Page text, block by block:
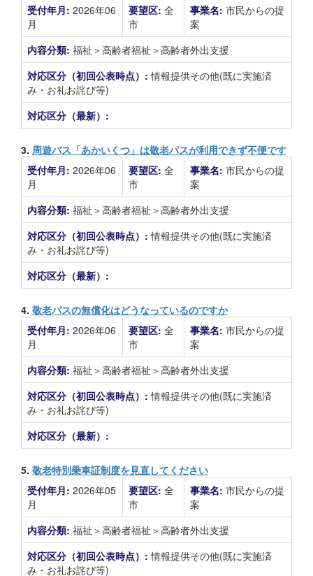
受付年月: 2026年06
月
要望区: 全
市
事業名: 市民からの提
案
内容分類: 福祉＞高齢者福祉＞高齢者外出支援
対応区分（初回公表時点）:情報提供その他(既に実施済
み・お礼お詫び等)
対応区分（最新）:
3. 周遊バス「あかいくつ」は敬老パスが利用できず不便です
受付年月: 2026年06
月
要望区: 全
市
事業名: 市民からの提
案
内容分類: 福祉＞高齢者福祉＞高齢者外出支援
対応区分（初回公表時点）:情報提供その他(既に実施済
み・お礼お詫び等)
対応区分（最新）:
4. 敬老パスの無償化はどうなっているのですか
受付年月: 2026年06
月
要望区: 全
市
事業名: 市民からの提
案
内容分類: 福祉＞高齢者福祉＞高齢者外出支援
対応区分（初回公表時点）:情報提供その他(既に実施済
み・お礼お詫び等)
対応区分（最新）:
5. 敬老特別乗車証制度を見直してください
受付年月: 2026年05
月
要望区: 全
市
事業名: 市民からの提
案
内容分類: 福祉＞高齢者福祉＞高齢者外出支援
対応区分（初回公表時点）:情報提供その他(既に実施済
み・お礼お詫び等)